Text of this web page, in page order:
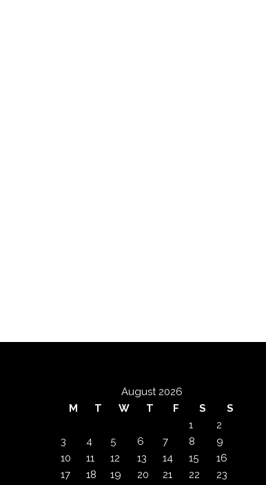
August 2026
M
T W T F S
S
1
2
3
4 5 6 7 8
9
10
11 12 13 14 15
16
17
18 19 20 21 22 23